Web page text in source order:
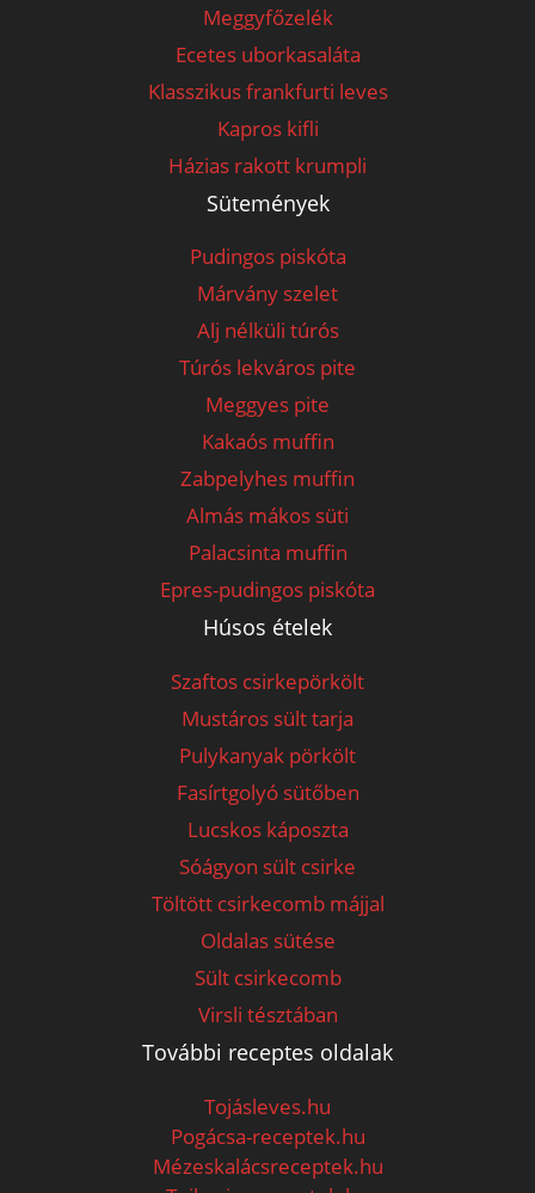
Meggyfőzelék
Ecetes uborkasaláta
Klasszikus frankfurti leves
Kapros kifli
Házias rakott krumpli
Sütemények
Pudingos piskóta
Márvány szelet
Alj nélküli túrós
Túrós lekváros pite
Meggyes pite
Kakaós muffin
Zabpelyhes muffin
Almás mákos süti
Palacsinta muffin
Epres-pudingos piskóta
Húsos ételek
Szaftos csirkepörkölt
Mustáros sült tarja
Pulykanyak pörkölt
Fasírtgolyó sütőben
Lucskos káposzta
Sóágyon sült csirke
Töltött csirkecomb májjal
Oldalas sütése
Sült csirkecomb
Virsli tésztában
További receptes oldalak
Tojásleves.hu
Pogácsa-receptek.hu
Mézeskalácsreceptek.hu